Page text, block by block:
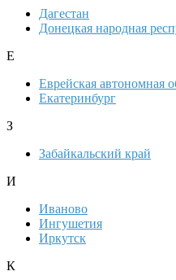
Дагестан
Донецкая народная
Е
Еврейская автономная
Екатеринбург
З
Забайкальский край
И
Иваново
Ингушетия
Иркутск
К